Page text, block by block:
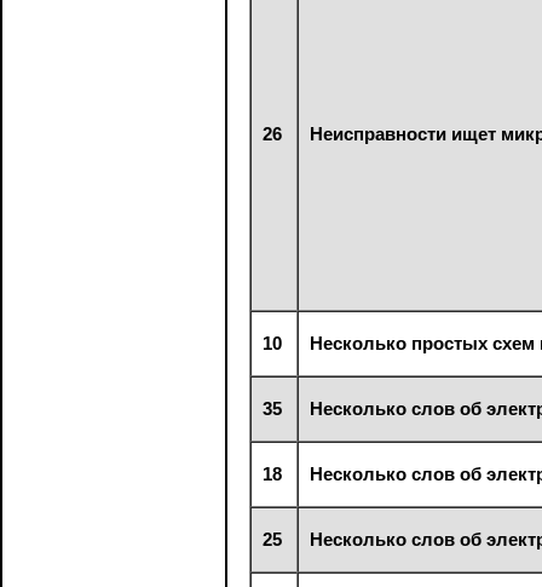
26 Неисправности ищет
10 Несколько простых
35 Несколько слов об
18 Несколько слов об
25 Несколько слов об